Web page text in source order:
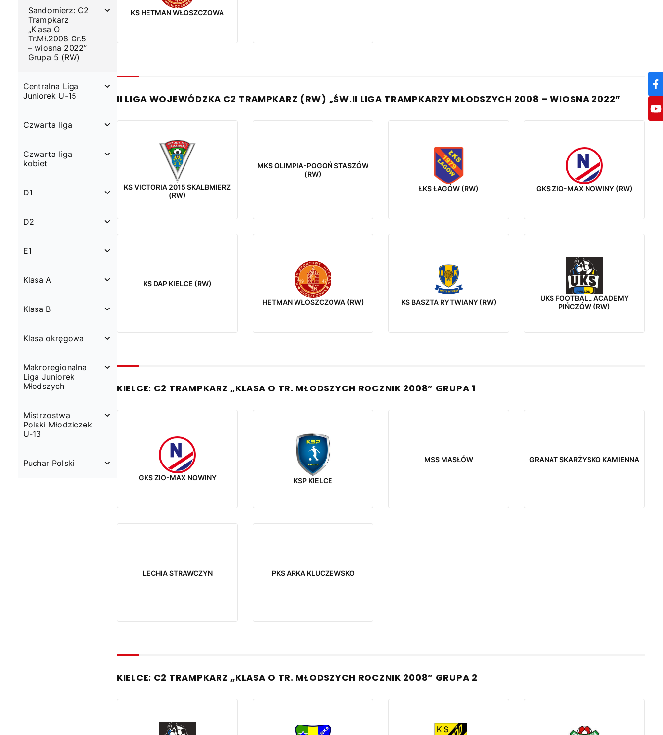
Sandomierz: C2
Trampkarz
„Klasa O
Tr.Mł.2008 Gr.5
– wiosna 2022”
Grupa 5 (RW)
Centralna Liga
Juniorek U-15
Czwarta liga
Czwarta liga
kobiet
D1
D2
E1
Klasa A
Klasa B
Klasa okręgowa
Makroregionalna
Liga Juniorek
Młodszych
Mistrzostwa
Polski Młodziczek
U-13
Puchar Polski
KS HETMAN WŁOSZCZOWA
II LIGA WOJEWÓDZKA C2 TRAMPKARZ (RW) „ŚW.II LIGA TRAMPKARZY MŁODSZYCH 2008 – WIOSNA 2022”
KS VICTORIA 2015 SKALBMIERZ
(RW)
MKS OLIMPIA-POGOŃ STASZÓW
(RW)
ŁKS ŁAGÓW (RW)
GKS ZIO-MAX NOWINY (RW)
KS DAP KIELCE (RW)
HETMAN WŁOSZCZOWA (RW) KS BASZTA RYTWIANY (RW)
UKS FOOTBALL ACADEMY
PIŃCZÓW (RW)
KIELCE: C2 TRAMPKARZ „KLASA O TR. MŁODSZYCH ROCZNIK 2008” GRUPA 1
GKS ZIO-MAX NOWINY KSP KIELCE
MSS MASŁÓW GRANAT SKARŻYSKO KAMIENNA
LECHIA STRAWCZYN PKS ARKA KLUCZEWSKO
KIELCE: C2 TRAMPKARZ „KLASA O TR. MŁODSZYCH ROCZNIK 2008” GRUPA 2